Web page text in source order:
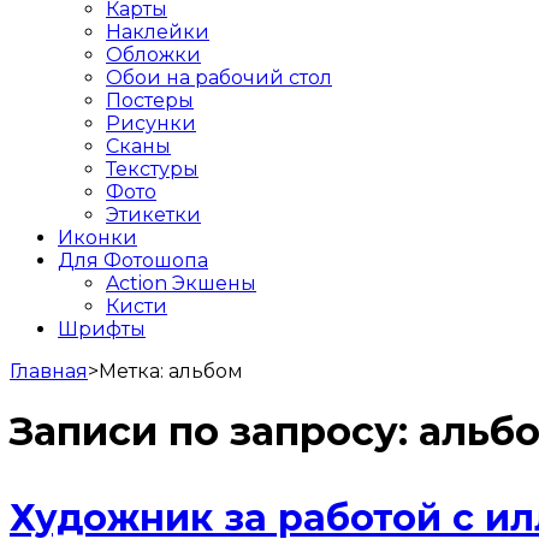
Карты
Наклейки
Обложки
Обои на рабочий стол
Постеры
Рисунки
Сканы
Текстуры
Фото
Этикетки
Иконки
Для Фотошопа
Action Экшены
Кисти
Шрифты
Главная>Метка: альбом
Записи по запросу:
Художник за работой с